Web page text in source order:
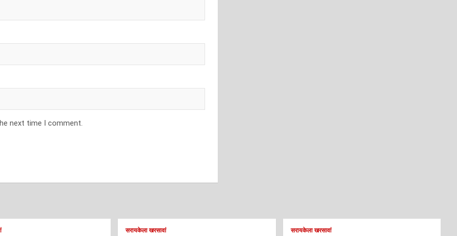
next time I comment.
सरायकेला खरसावां सरायकेला खरसावां